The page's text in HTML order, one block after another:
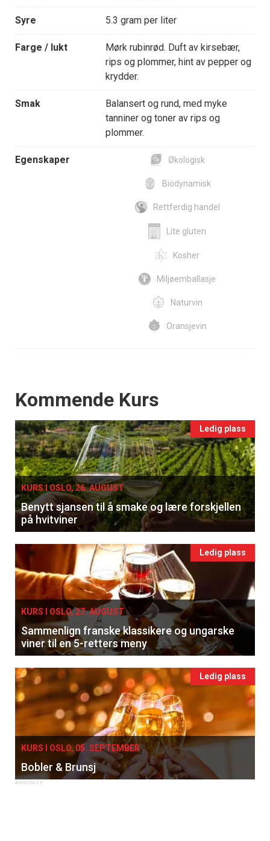
Syre 5.3 gram per liter
Farge / lukt
Mørk rubinrød. Duft av kirsebær,
rips og plommer, hint av pepper og
krydder.
Smak
Balansert og rund, med myke
tanniner og toner av rips og
plommer.
Egenskaper Økologisk
Biodynamisk
Rettferdig handel
Lite gluten
Kosher
Miljøemballasje
Naturvin
Oransjevin
Events
Kommende Kurs
Ledig plass
KURS I OSLO, 26. AUGUST
Benytt sjansen til å smake og lære forskjellen
på hvitviner
Ledig plass
KURS I OSLO, 27. AUGUST
Sammenlign franske klassikere og ungarske
viner til en 5-retters meny
Ledig plass
KURS I OSLO, 05. SEPTEMBER
Bobler & Brunsj